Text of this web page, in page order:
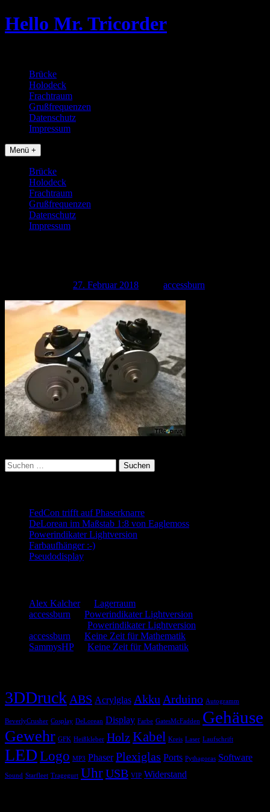
Skip
to
Hello Mr. Tricorder
Brücke
Holodeck
Frachtraum
Grußfrequenzen
Datenschutz
Impressum
Menü +
Brücke
Holodeck
Frachtraum
Grußfrequenzen
Datenschutz
Impressum
27. Februar 2018 accessburn
Suchen
nach:
FedCon trifft auf Phaserknarre
DeLorean im Maßstab 1:8 von Eaglemoss
Powerindikater Lightversion
Farbaufhänger :-)
Pseudodisplay
Alex Kalcherzu Lagerraum
accessburn
Powerindikater Lightversion
Powerindikater Lightversion
accessburn
Keine Zeit für Mathematik
SammysHPzu Keine Zeit für Mathematik
3DDruck ABS Acrylglas Akku Arduino Autogramm
BeverlyCrusher Cosplay DeLorean Display Farbe GatesMcFadden Gehäuse
Gewehr GFK Heißkleber HolzKabel Kreis Laser Laufschrift
LEDLogo MP3 Phaser Plexiglas Ports Pythagoras Software
Sound Starfleet Tragegurt UhrUSB VIP Widerstand